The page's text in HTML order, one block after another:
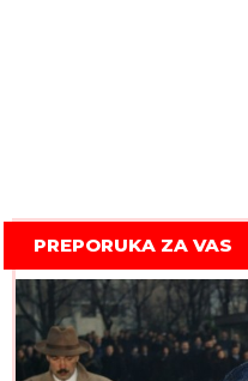
PREPORUKA ZA VAS